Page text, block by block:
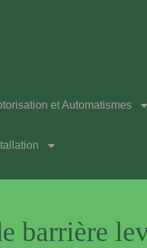
et Automatismes
barrière